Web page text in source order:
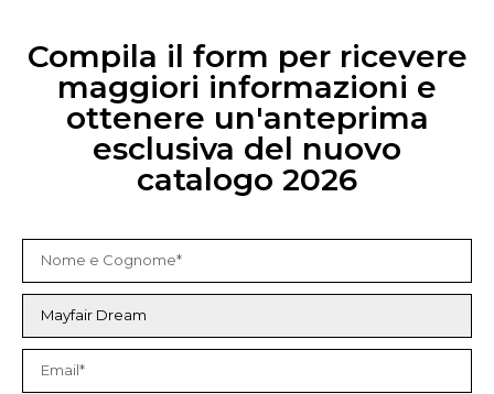
Compila il form per ricevere
maggiori informazioni e
ottenere un'anteprima
esclusiva del nuovo
catalogo 2026